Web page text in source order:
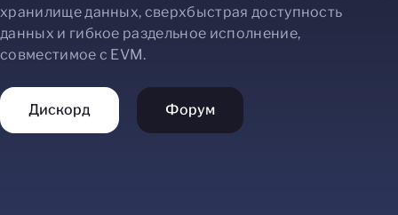
хранилище данных, сверхбыстрая доступность
данных и гибкое раздельное исполнение,
совместимое с EVM.
Дискорд Форум